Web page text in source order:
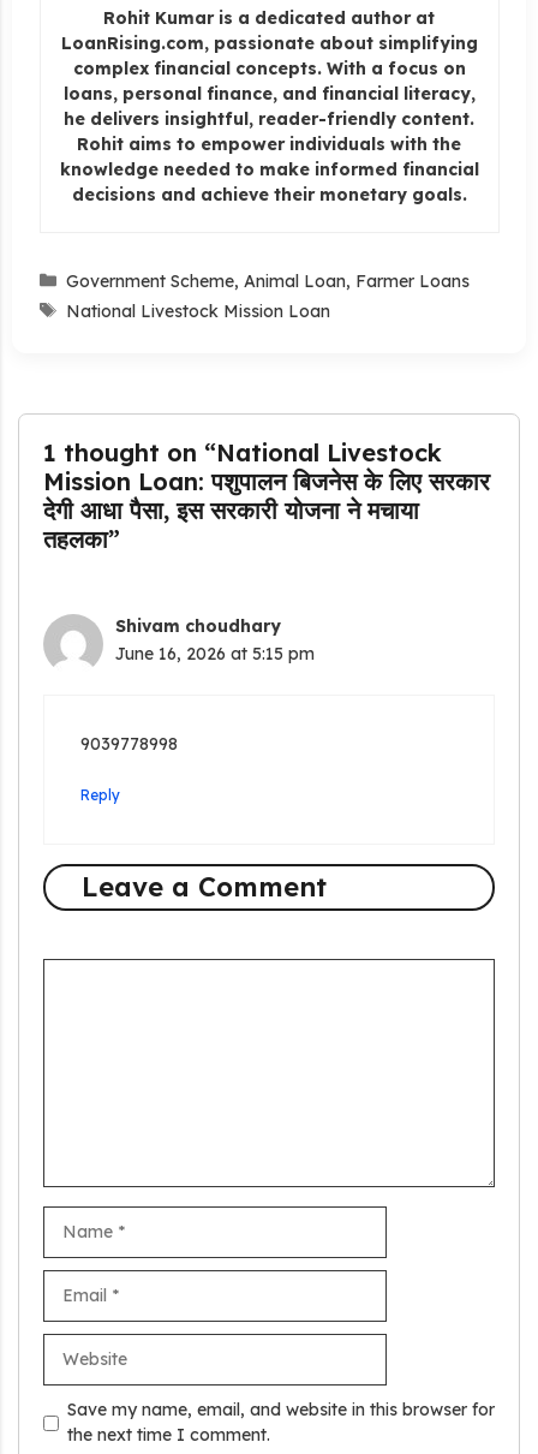
Rohit Kumar is a dedicated author at
LoanRising.com, passionate about simplifying
complex financial concepts. With a focus on
loans, personal finance, and financial literacy,
he delivers insightful, reader-friendly content.
Rohit aims to empower individuals with the
knowledge needed to make informed financial
decisions and achieve their monetary goals.
Categories
Government Scheme, Animal Loan, Farmer Loans
Tags
National Livestock Mission Loan
1 thought on “National Livestock
Mission Loan: पशुपालन बिजनेस के लिए सरकार
देगी आधा पैसा, इस सरकारी योजना ने मचाया
तहलका”
Shivam choudhary
June 16, 2026 at 5:15 pm
9039778998
Reply
Leave a Comment
Save my name, email, and website in this browser for
the next time I comment.
Stand Up India Scheme Apply Online: नया व्यवसाय शुरू करने
वालों के लिए वरदान है ये सरकारी योजना, 25% सब्सिडी के साथ मिलता है 1
करोड़ का लोन
Griha Sugam Yojana Apply Online: घर बनाने के लिए LIC से ले